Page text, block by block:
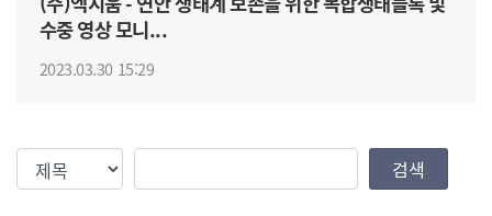
수중 영상 모니...
2023.03.30 15:29
검색조건 검색값 검색